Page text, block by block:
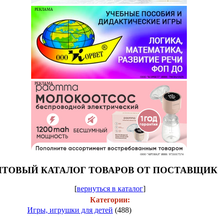
РЕКЛАМА
ООО "КОРВЕТ" ИНН: 7803021829
РЕКЛАМА
ООО "АРТИАЛ" ИНН: 9731017574
КАТАЛОГ ТОВАРОВ ОТ
[вернуться в каталог]
Категории:
Игры, игрушки для детей (488)